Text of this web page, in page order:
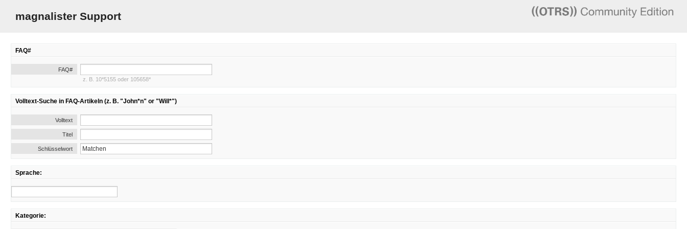
magnalister Support
FAQ#
FAQ#
z. B. 10*5155 oder 105658*
Volltext-Suche in FAQ-Artikeln (z. B. "John*n" or "Will*")
Volltext
Titel
Schlüsselwort
Sprache:
Kategorie: